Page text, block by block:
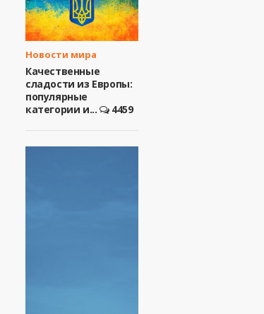
Новости мира
Качественные
сладости из Европы:
популярные
категории и...
4459